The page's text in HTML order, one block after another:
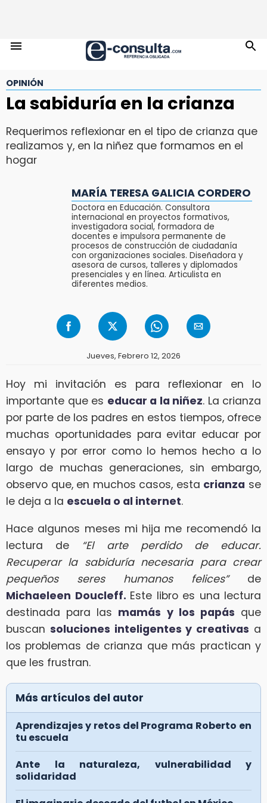
OPINIÓN
La sabiduría en la crianza
Requerimos reflexionar en el tipo de crianza que
realizamos y, en la niñez que formamos en el
hogar
MARÍA TERESA GALICIA CORDERO
Doctora en Educación. Consultora
internacional en proyectos formativos,
investigadora social, formadora de
docentes e impulsora permanente de
procesos de construcción de ciudadanía
con organizaciones sociales. Diseñadora y
asesora de cursos, talleres y diplomados
presenciales y en línea. Articulista en
diferentes medios.
Jueves, Febrero 12, 2026
Hoy mi invitación es para reflexionar en lo
importante que es educar a la niñez. La crianza
por parte de los padres en estos tiempos, ofrece
muchas oportunidades para evitar educar por
ensayo y por error como lo hemos hecho a lo
largo de muchas generaciones, sin embargo,
observo que, en muchos casos, esta crianza se
le deja a la escuela o al internet.
Hace algunos meses mi hija me recomendó la
lectura de “El arte perdido de educar.
Recuperar la sabiduría necesaria para crear
pequeños seres humanos felices”de
Michaeleen Doucleff. Este libro es una lectura
destinada para las mamás y los papás que
buscan soluciones inteligentes y creativas a
los problemas de crianza que más practican y
que les frustran.
Más artículos del autor
Aprendizajes y retos del Programa Roberto en
tu escuela
Ante la naturaleza, vulnerabilidad y
solidaridad